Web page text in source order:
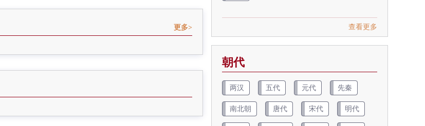
更多> 查看更多
朝代
两汉 五代 元代 先秦
南北朝 唐代 宋代 明代